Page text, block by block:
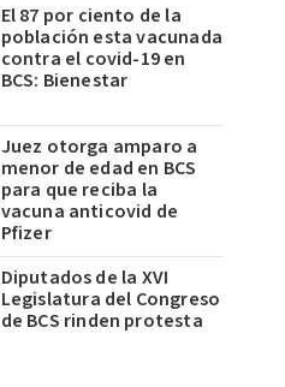
El 87 por ciento de la
población esta vacunada
contra el covid-19 en
BCS: Bienestar
Juez otorga amparo a
menor de edad en BCS
para que reciba la
vacuna anticovid de
Pfizer
Diputados de la XVI
Legislatura del Congreso
de BCS rinden protesta